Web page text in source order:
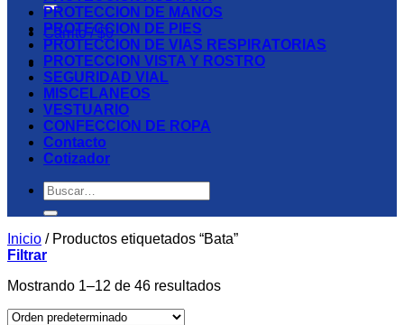
Carrito /$0
PROTECCION DE MANOS
PROTECCION DE PIES
PROTECCION DE VIAS RESPIRATORIAS
PROTECCION VISTA Y ROSTRO
SEGURIDAD VIAL
MISCELANEOS
VESTUARIO
CONFECCION DE ROPA
Contacto
Cotizador
Buscar
por:
Inicio /Productos etiquetados “Bata”
Filtrar
Mostrando 1–12 de 46 resultados